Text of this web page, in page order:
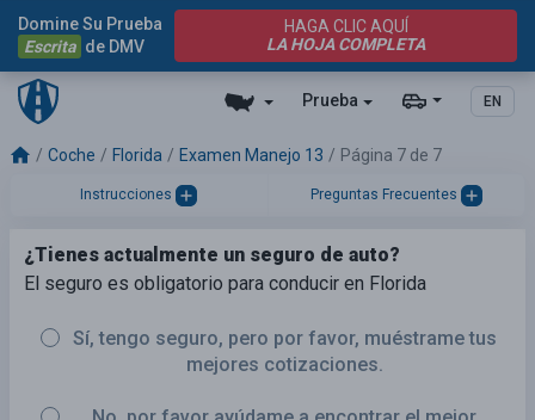
Prueba EN
Domine Su Prueba
Escrita de DMV
HAGA CLIC AQUÍ
LA HOJA COMPLETA
Coche Florida Examen Manejo 13 Página 7 de 7
Instrucciones Preguntas Frecuentes
¿Tienes actualmente un seguro de auto?
El seguro es obligatorio para conducir en Florida
Sí, tengo seguro, pero por favor, muéstrame tus
mejores cotizaciones.